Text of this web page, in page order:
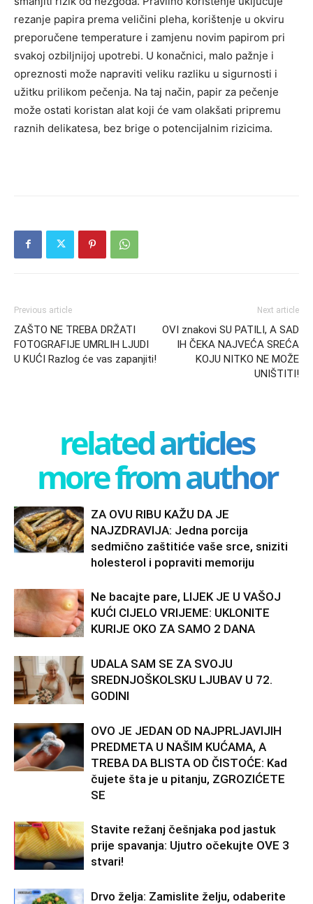
rezanje papira prema veličini pleha, korištenje u okviru
preporučene temperature i zamjenu novim papirom pri
svakoj ozbiljnijoj upotrebi. U konačnici, malo pažnje i
opreznosti može napraviti veliku razliku u sigurnosti i
užitku prilikom pečenja. Na taj način, papir za pečenje
može ostati koristan alat koji će vam olakšati pripremu
raznih delikatesa, bez brige o potencijalnim rizicima.
Previous article
ZAŠTO NE TREBA DRŽATI
FOTOGRAFIJE UMRLIH LJUDI
U KUĆI Razlog će vas zapanjiti!
Next article
OVI znakovi SU PATILI, A SAD
IH ČEKA NAJVEĆA SREĆA
KOJU NITKO NE MOŽE
UNIŠTITI!
related articles
more from author
ZA OVU RIBU KAŽU DA JE
NAJZDRAVIJA: Jedna porcija
sedmično zaštitiće vaše srce, sniziti
holesterol i popraviti memoriju
Ne bacajte pare, LIJEK JE U VAŠOJ
KUĆI CIJELO VRIJEME: UKLONITE
KURIJE OKO ZA SAMO 2 DANA
UDALA SAM SE ZA SVOJU
SREDNJOŠKOLSKU LJUBAV U 72.
GODINI
OVO JE JEDAN OD NAJPRLJAVIJIH
PREDMETA U NAŠIM KUĆAMA, A
TREBA DA BLISTA OD ČISTOĆE: Kad
čujete šta je u pitanju, ZGROZIĆETE
SE
Stavite režanj češnjaka pod jastuk
prije spavanja: Ujutro očekujte OVE 3
stvari!
Drvo želja: Zamislite želju, odaberite